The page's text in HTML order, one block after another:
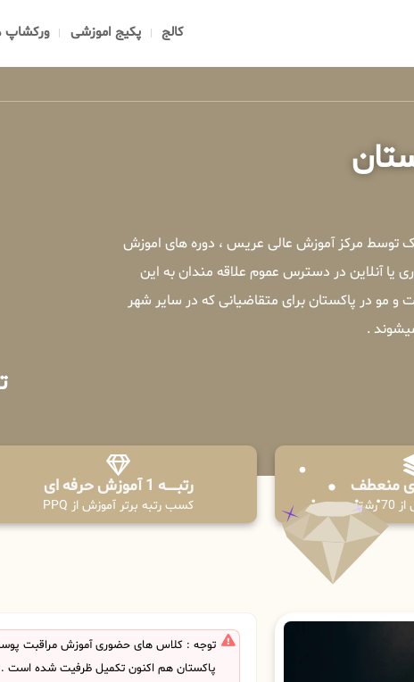
کالج پکیج اموزشی ورکشاپ
توسط مرکز آموزش عالی عریس ، دوره های اموزش
آنلاین در دسترس عموم علاقه مندان به این
در پاکستان برای متقاضیانی که در سایر شهر
های منعطف رتبــــــه 1 آموزش حرفه ای
کسب رتبه برتر آموزش از PPQ
توجه : کلاس های حضوری آموزش مراقبت
پاکستان هم اکنون تکمیل ظرفیت شده است